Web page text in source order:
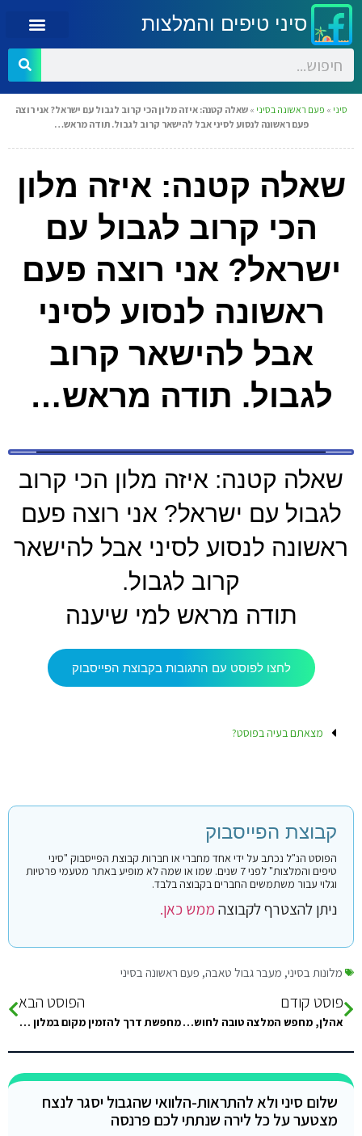
סיני טיפים והמלצות
סיני » פעם ראשונה בסיני »שאלה קטנה: איזה מלון הכי קרוב לגבול עם ישראל? אני רוצה
פעם ראשונה לנסוע לסיני אבל להישאר קרוב לגבול. תודה מראש…
שאלה קטנה: איזה מלון
הכי קרוב לגבול עם
ישראל? אני רוצה פעם
ראשונה לנסוע לסיני
אבל להישאר קרוב
לגבול. תודה מראש…
שאלה קטנה: איזה מלון הכי קרוב
לגבול עם ישראל? אני רוצה פעם
ראשונה לנסוע לסיני אבל להישאר
קרוב לגבול.
תודה מראש למי שיענה
לחצו לפוסט עם התגובות בקבוצת הפייסבוק
מצאתם בעיה בפוסט?
קבוצת הפייסבוק
הפוסט הנ"ל נכתב על ידי אחד מחברי או חברות קבוצת הפייסבוק "סיני
טיפים והמלצות" לפני 7 שנים. שמו או שמה לא מופיע באתר מטעמי פרטיות
וגלוי עבור משתמשים החברים בקבוצה בלבד.
ניתן להצטרף לקבוצהממש כאן.
מלונות בסיני, מעבר גבול טאבה, פעם ראשונה בסיני
פוסט קודם
אהלן, מחפש המלצה טובה לחושה בדהב לזוג. חשוב שיהיה מזגן, אווירה טובה וצעירה:) מגיעים ביום ראשון למעבר טאבה בשעות הבוקר המוקדמות( אזור…
הפוסט הבא
מחפשת דרך להזמין מקום במלון לה סירן שבנואיבה, זה עם המועדון צלילה. אני לא מוצאת את הטלפון או את האתר, מכירים?…
שלום סיני ולא להתראות-הלוואי שהגבול יסגר לנצח
מצטער על כל לירה שנתתי לכם פרנסה